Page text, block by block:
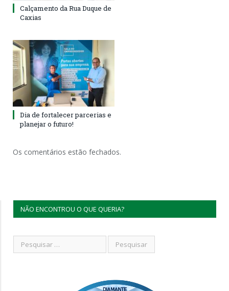
Calçamento da Rua Duque de
Caxias
Dia de fortalecer parcerias e
planejar o futuro!
Os comentários estão fechados.
NÃO ENCONTROU O QUE QUERIA?